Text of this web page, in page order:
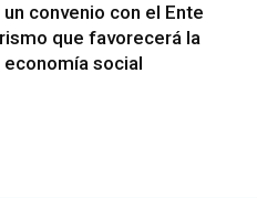
convenio con el Ente
que favorecerá la
economía social